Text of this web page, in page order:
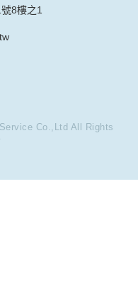
8樓之1
Co.,Ltd All Rights